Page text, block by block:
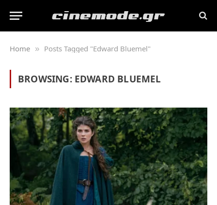
Home » Posts Tagged "Edward Bluemel"
BROWSING: EDWARD BLUEMEL